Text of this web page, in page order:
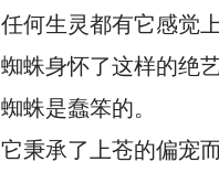
任何生灵都有它感觉
蜘蛛身怀了这样的绝
蜘蛛是蠢笨的。
它秉承了上苍的偏宠